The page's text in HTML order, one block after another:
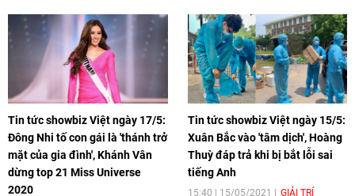
Tin tức showbiz Việt ngày 17/5:
Đông Nhi tố con gái là 'thánh trở
mặt của gia đình', Khánh Vân
dừng top 21 Miss Universe
2020
Tin tức showbiz Việt ngày 15/5:
Xuân Bắc vào 'tâm dịch', Hoàng
Thuỳ đáp trả khi bị bắt lỗi sai
tiếng Anh
15:40 | 15/05/2021 GIẢI TRÍ